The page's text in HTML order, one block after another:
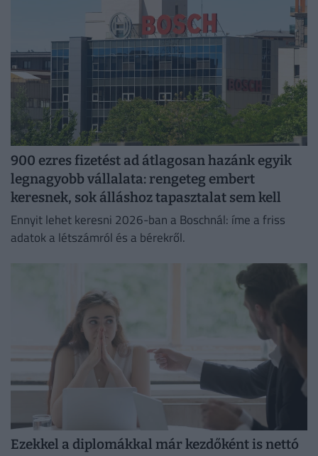
900 ezres fizetést ad átlagosan hazánk egyik
legnagyobb vállalata: rengeteg embert
keresnek, sok álláshoz tapasztalat sem kell
Ennyit lehet keresni 2026-ban a Boschnál: íme a friss
adatok a létszámról és a bérekről.
Ezekkel a diplomákkal már kezdőként is nettó